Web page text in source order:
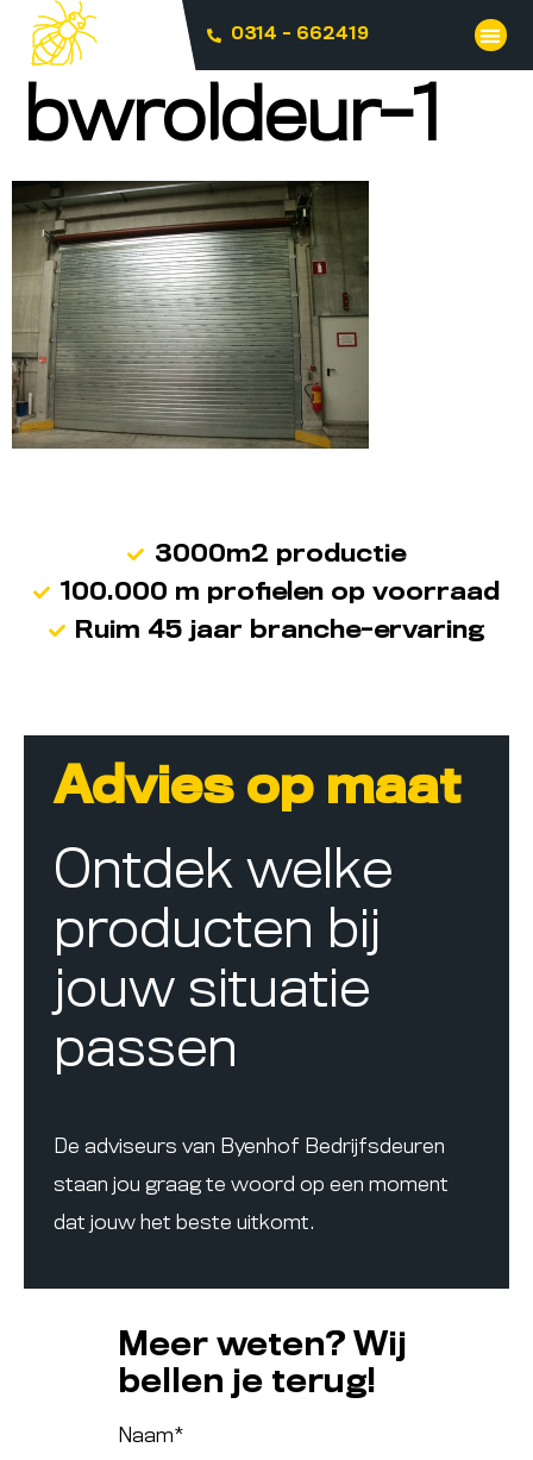
0314 - 662419
bwroldeur-1
3000m2 productie
100.000 m profielen op voorraad
Ruim 45 jaar branche-ervaring
Advies op maat
Ontdek welke
producten bij
jouw situatie
passen
De adviseurs van Byenhof Bedrijfsdeuren
staan jou graag te woord op een moment
dat jouw het beste uitkomt.
Meer weten? Wij
bellen je terug!
Naam*